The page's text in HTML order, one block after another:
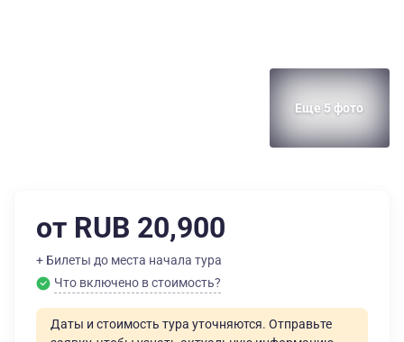
Еще 5 фото
от RUB 20,900
+ Билеты до места начала тура
Что включено в стоимость?
Даты и стоимость тура уточняются. Отправьте